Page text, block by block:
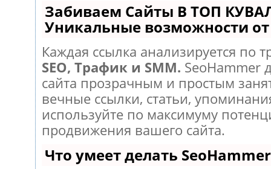
Забиваем Сайты В ТОП
Уникальные возможности от
Каждая ссылка анализируется по
SEO, Трафик и SMM. SeoHammer
сайта прозрачным и простым
вечные ссылки, статьи,
используйте по максимуму
продвижения вашего сайта.
Что умеет делать SeoHammer